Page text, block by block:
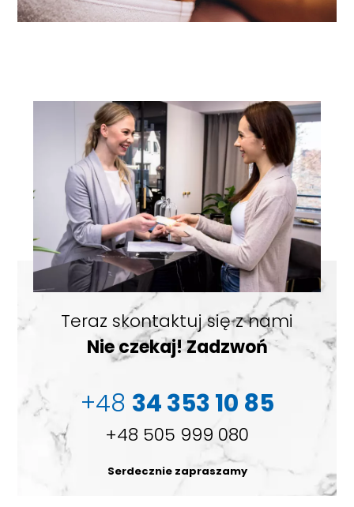
Teraz skontaktuj się z nami
Nie czekaj! Zadzwoń
+48 34 353 10 85
+48 505 999 080
Serdecznie zapraszamy